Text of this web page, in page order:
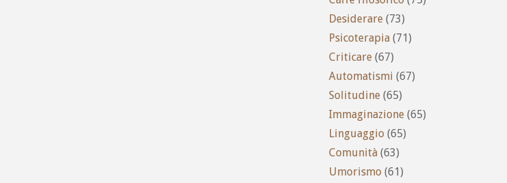
Desiderare (73)
Psicoterapia (71)
Criticare (67)
Automatismi (67)
Solitudine (65)
Immaginazione (65)
Linguaggio (65)
Comunità (63)
Umorismo (61)